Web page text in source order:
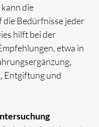
die
Bedürfnisse jeder
hilft bei der
etwa in
Entgiftung und